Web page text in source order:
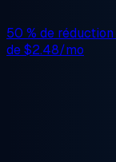
50 % de réduction
de$2.48/mo